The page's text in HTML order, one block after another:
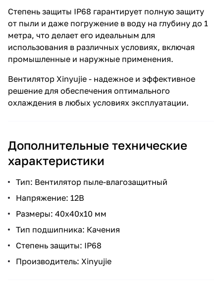
Степень защиты IP68 гарантирует полную защиту
от пыли и даже погружение в воду на глубину до 1
метра, что делает его идеальным для
использования в различных условиях, включая
промышленные и наружные применения.
Вентилятор Xinyujie - надежное и эффективное
решение для обеспечения оптимального
охлаждения в любых условиях эксплуатации.
Дополнительные технические
характеристики
Тип: Вентилятор пыле-влагозащитный
Напряжение: 12В
Размеры: 40х40х10 мм
Тип подшипника: Качения
Степень защиты: IP68
Производитель: Xinyujie